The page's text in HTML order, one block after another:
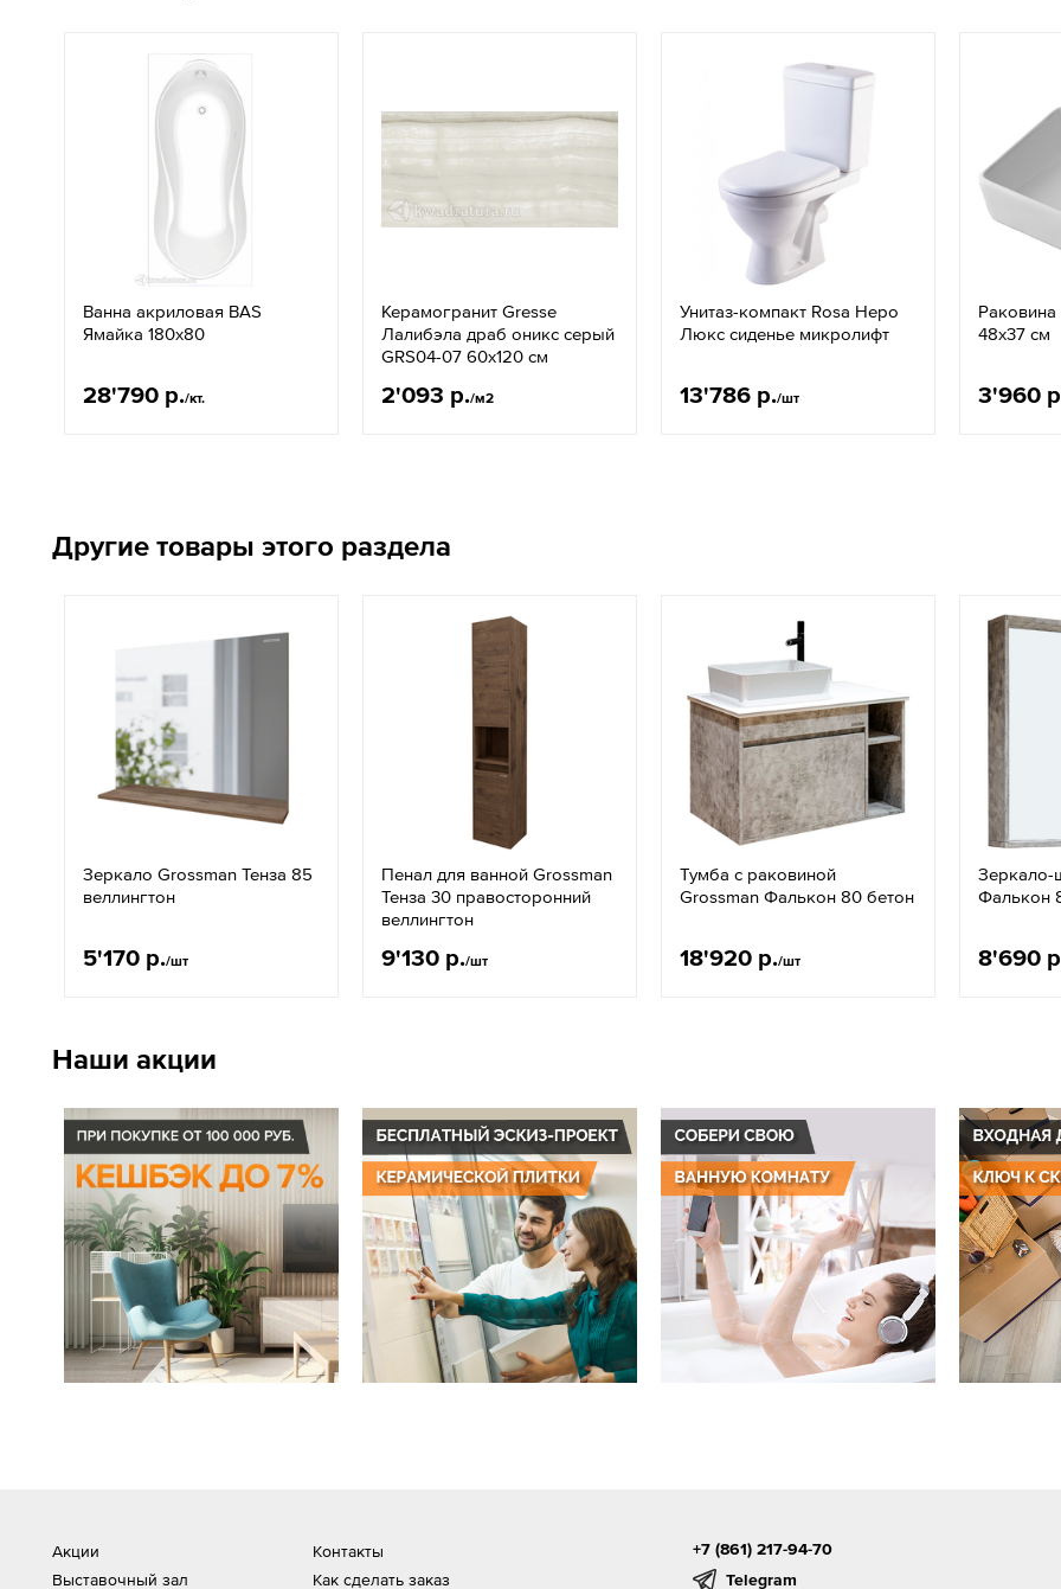
Ванна акриловая BAS
Ямайка 180х80
28'790 р./кт.
Керамогранит Gresse
Лалибэла драб оникс серый
GRS04-07 60х120 см
2'093 р./м2
Унитаз-компакт Rosa Неро
Люкс сиденье микролифт
13'786 р./шт
Раковина
48х37 см
3'960
Другие товары этого раздела
Зеркало Grossman Тенза 85
веллингтон
5'170 р./шт
Пенал для ванной Grossman
Тенза 30 правосторонний
веллингтон
9'130 р./шт
Тумба с раковиной
Grossman Фалькон 80 бетон
18'920 р./шт
Зеркало-
Фалькон
8'690
Наши акции
Акции
Выставочный зал
Контакты
Как сделать заказ
+7 (861) 217-94-70
Telegram